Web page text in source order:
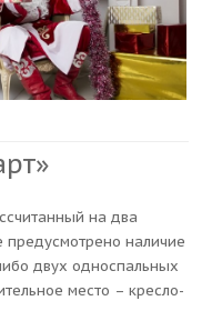
на два
предусмотрено наличие
двух односпальных
место – кресло-